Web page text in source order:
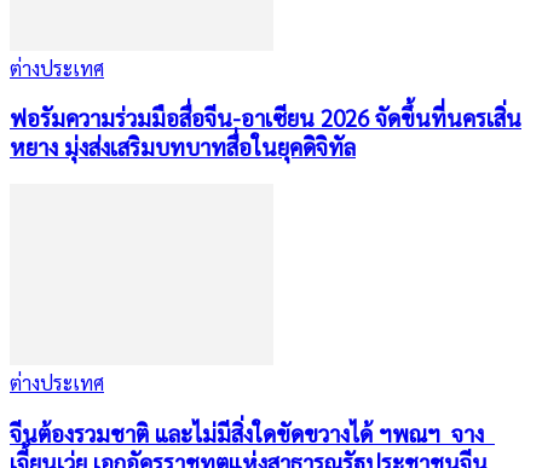
ต่างประเทศ
ฟอรัมความร่วมมือสื่อจีน-อาเซียน 2026 จัดขึ้นที่นครเสิ่น
หยาง มุ่งส่งเสริมบทบาทสื่อในยุคดิจิทัล
ต่างประเทศ
จีนต้องรวมชาติ และไม่มีสิ่งใดขัดขวางได้ ฯพณฯ จาง
เจี้ยนเว่ย เอกอัครราชทูตแห่งสาธารณรัฐประชาชนจีน